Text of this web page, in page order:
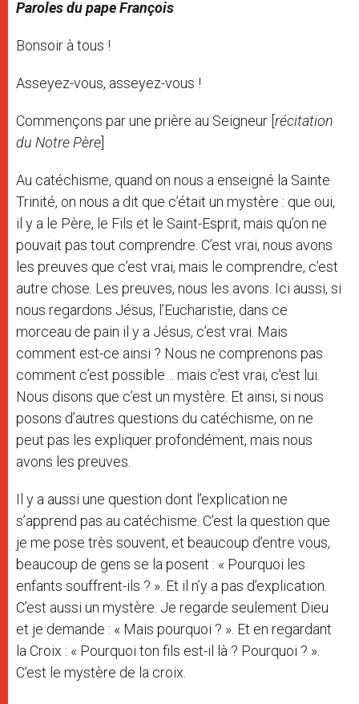
Paroles du pape François
Bonsoir à tous !
Asseyez-vous, asseyez-vous !
Commençons par une prière au Seigneur [récitation
du Notre Père]
Au catéchisme, quand on nous a enseigné la Sainte
Trinité, on nous a dit que c’était un mystère : que oui,
il y a le Père, le Fils et le Saint-Esprit, mais qu’on ne
pouvait pas tout comprendre. C’est vrai, nous avons
les preuves que c’est vrai, mais le comprendre, c’est
autre chose. Les preuves, nous les avons. Ici aussi, si
nous regardons Jésus, l’Eucharistie, dans ce
morceau de pain il y a Jésus, c’est vrai. Mais
comment est-ce ainsi ? Nous ne comprenons pas
comment c’est possible… mais c’est vrai, c’est lui.
Nous disons que c’est un mystère. Et ainsi, si nous
posons d’autres questions du catéchisme, on ne
peut pas les expliquer profondément, mais nous
avons les preuves.
Il y a aussi une question dont l’explication ne
s’apprend pas au catéchisme. C’est la question que
je me pose très souvent, et beaucoup d’entre vous,
beaucoup de gens se la posent : « Pourquoi les
enfants souffrent-ils ? ». Et il n’y a pas d’explication.
C’est aussi un mystère. Je regarde seulement Dieu
et je demande : « Mais pourquoi ? ». Et en regardant
la Croix : « Pourquoi ton fils est-il là ? Pourquoi ? ».
C’est le mystère de la croix.